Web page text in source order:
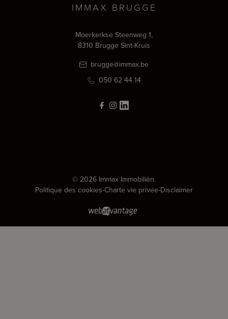
IMMAX BRUGGE
Moerkerkse Steenweg 1,
8310 Brugge Sint-Kruis
brugge@immax.be
050 62 44 14
© 2026 Immax Immobiliën.
Politique des cookies-Charte vie privée-Disclaimer